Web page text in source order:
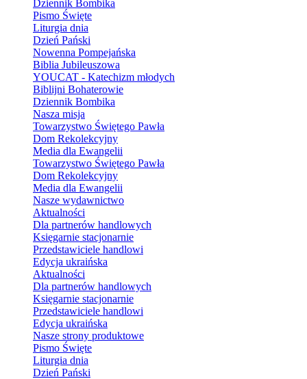
Dziennik Bombika
Pismo Święte
Liturgia dnia
Dzień Pański
Nowenna Pompejańska
Biblia Jubileuszowa
YOUCAT - Katechizm młodych
Biblijni Bohaterowie
Dziennik Bombika
Nasza misja
Towarzystwo Świętego Pawła
Dom Rekolekcyjny
Media dla Ewangelii
Towarzystwo Świętego Pawła
Dom Rekolekcyjny
Media dla Ewangelii
Nasze wydawnictwo
Aktualności
Dla partnerów handlowych
Księgarnie stacjonarnie
Przedstawiciele handlowi
Edycja ukraińska
Aktualności
Dla partnerów handlowych
Księgarnie stacjonarnie
Przedstawiciele handlowi
Edycja ukraińska
Nasze strony produktowe
Pismo Święte
Liturgia dnia
Dzień Pański